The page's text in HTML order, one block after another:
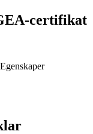
certifikat
Egenskaper